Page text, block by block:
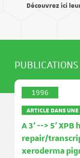
Découvrez ici
PUBLICATIONS
1996
ARTICLE DANS
A 3' --> 5' XPB
repair/
xeroderma